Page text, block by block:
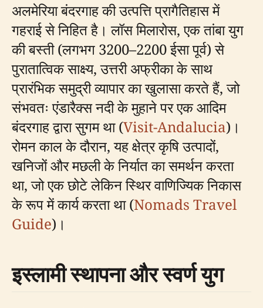
अलमेरिया बंदरगाह की उत्पत्ति प्रागैतिहास में
गहराई से निहित है। लॉस मिलारोस, एक तांबा युग
की बस्ती (लगभग 3200–2200 ईसा पूर्व) से
पुरातात्विक साक्ष्य, उत्तरी अफ्रीका के साथ
प्रारंभिक समुद्री व्यापार का खुलासा करते हैं, जो
संभवतः एंडारैक्स नदी के मुहाने पर एक आदिम
बंदरगाह द्वारा सुगम था (Visit-Andalucia)।
रोमन काल के दौरान, यह क्षेत्र कृषि उत्पादों,
खनिजों और मछली के निर्यात का समर्थन करता
था, जो एक छोटे लेकिन स्थिर वाणिज्यिक निकास
के रूप में कार्य करता था (Nomads Travel
Guide)।
इस्लामी स्थापना और स्वर्ण युग